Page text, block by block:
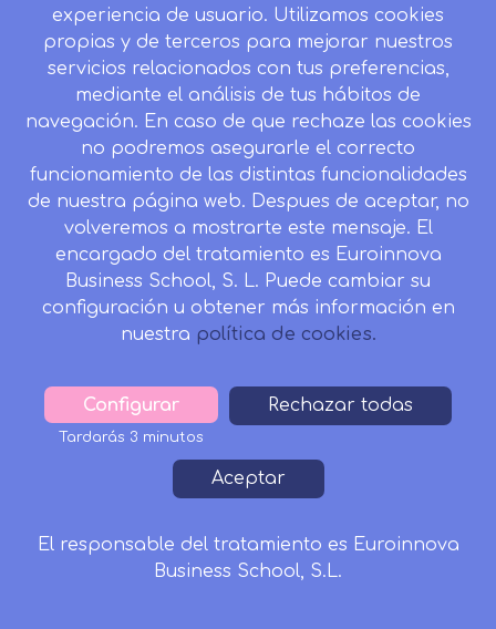
Reconocido por:
MASTERS
Master de Enfermería
Master de Fisioterapia
experiencia de usuario. Utilizamos cookies
propias y de terceros para mejorar nuestros
servicios relacionados con tus preferencias,
mediante el análisis de tus hábitos de
navegación. En caso de que rechaze las cookies
no podremos asegurarle el correcto
funcionamiento de las distintas funcionalidades
de nuestra página web. Despues de aceptar, no
volveremos a mostrarte este mensaje. El
encargado del tratamiento es Euroinnova
Business School, S. L. Puede cambiar su
configuración u obtener más información en
nuestra política de cookies.
Configurar
Tardarás 3 minutos
Rechazar todas
Aceptar
Withdraw
consent
El responsable del tratamiento es Euroinnova
Business School, S.L.